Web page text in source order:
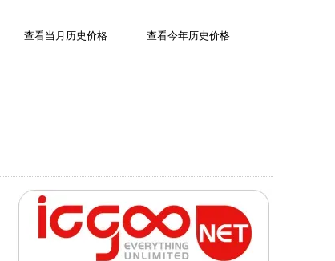
查看当月历史价格 查看今年历史价格